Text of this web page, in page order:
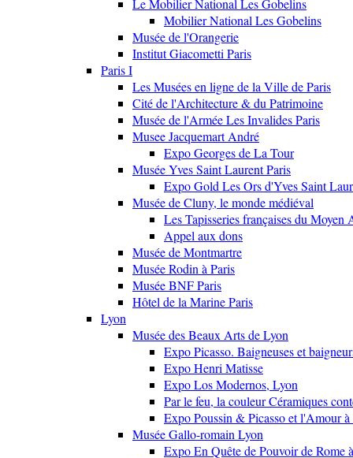
Le Mobilier National Les Gobelins
Mobilier National Les Gobelins
Musée de l'Orangerie
Institut Giacometti Paris
Paris I
Les Musées en ligne de la Ville de Paris
Cité de l'Architecture & du Patrimoine
Musée de l'Armée Les Invalides Paris
Musee Jacquemart André
Expo Georges de La Tour
Musée Yves Saint Laurent Paris
Expo Gold Les Ors d'Yves Saint
Musée de Cluny, le monde médiéval
Les Tapisseries françaises du Moyen
Appel aux dons
Musée de Montmartre
Musée Rodin à Paris
Musée BNF Paris
Hôtel de la Marine Paris
Lyon
Musée des Beaux Arts de Lyon
Expo Picasso. Baigneuses et
Expo Henri Matisse
Expo Los Modernos, Lyon
Par le feu, la couleur Céramiques
Expo Poussin & Picasso et l'Amour
Musée Gallo-romain Lyon
Expo En Quête de Pouvoir de Rome